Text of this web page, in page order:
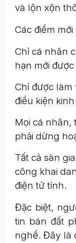
và lộn xộn
Các điểm
Chỉ cá nhân
hạn mới
Chỉ được
điều kiện
Mọi cá nhân,
phải dừng
Tất cả sàn
công khai
điện tử tỉnh.
Đặc biệt,
tin bán đất
nghề. Đây là